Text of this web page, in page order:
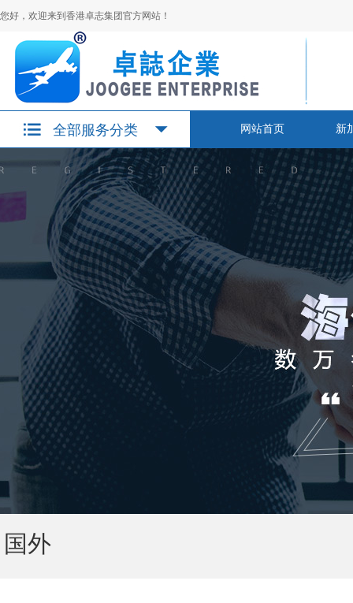
您好，欢迎来到香港卓志集团官方网站！
全部服务分类 网站首页 新
国外